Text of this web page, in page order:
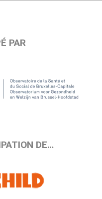
PAR
DE…